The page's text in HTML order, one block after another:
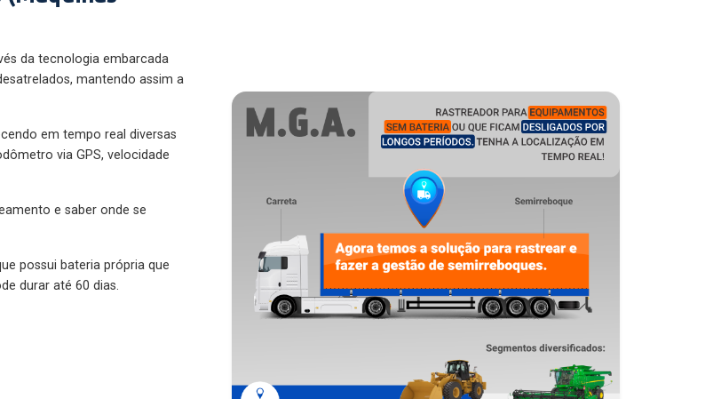
da tecnologia embarcada
mantendo assim a
em tempo real diversas
via GPS, velocidade
e saber onde se
possui bateria própria que
durar até 60 dias.